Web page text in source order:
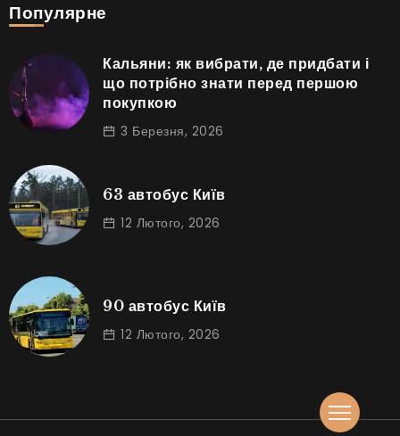
Популярне
Кальяни: як вибрати, де придбати і
що потрібно знати перед першою
покупкою
3 Березня, 2026
63 автобус Київ
12 Лютого, 2026
90 автобус Київ
12 Лютого, 2026